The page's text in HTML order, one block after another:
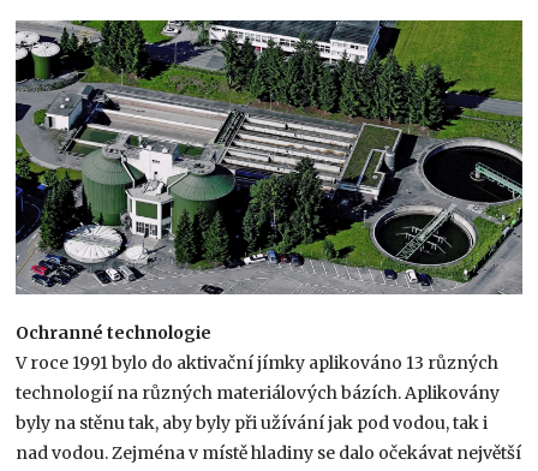
Ochranné technologie
V roce 1991 bylo do aktivační jímky aplikováno 13 různých
technologií na různých materiálových bázích. Aplikovány
byly na stěnu tak, aby byly při užívání jak pod vodou, tak i
nad vodou. Zejména v místě hladiny se dalo očekávat největší